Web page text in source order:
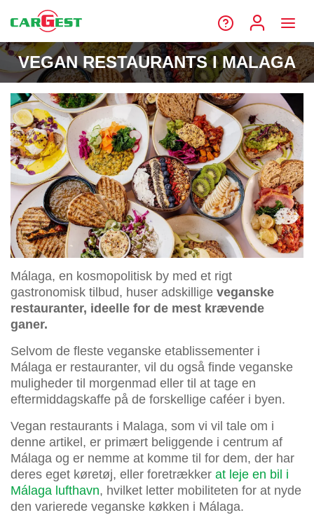
VEGAN RESTAURANTS I MALAGA
Málaga, en kosmopolitisk by med et rigt
gastronomisk tilbud, huser adskillige veganske
restauranter, ideelle for de mest krævende
ganer.
Selvom de fleste veganske etablissementer i
Málaga er restauranter, vil du også finde veganske
muligheder til morgenmad eller til at tage en
eftermiddagskaffe på de forskellige caféer i byen.
Vegan restaurants i Malaga, som vi vil tale om i
denne artikel, er primært beliggende i centrum af
Málaga og er nemme at komme til for dem, der har
deres eget køretøj, eller foretrækker at leje en bil i
Málaga lufthavn, hvilket letter mobiliteten for at nyde
den varierede veganske køkken i Málaga.